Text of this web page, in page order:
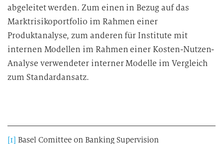
abgeleitet werden. Zum einen in Bezug auf das
Marktrisikoportfolio im Rahmen einer
Produktanalyse, zum anderen für Institute mit
internen Modellen im Rahmen einer Kosten-Nutzen-
Analyse verwendeter interner Modelle im Vergleich
zum Standardansatz.
[1] Basel Comittee on Banking Supervision